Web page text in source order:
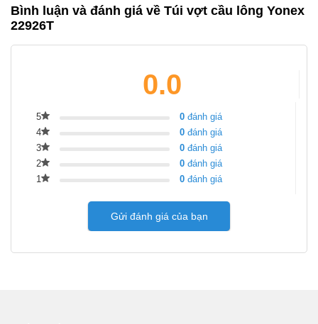
Bình luận và đánh giá về Túi vợt cầu lông Yonex
22926T
0.0
5 0 đánh giá
4
0 đánh giá
3
0 đánh giá
2
0 đánh giá
1
0 đánh giá
Gửi đánh giá của bạn